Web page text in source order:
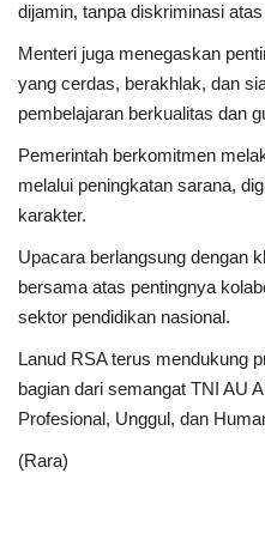
dijamin, tanpa diskriminasi
Menteri juga menegaskan
yang cerdas, berakhlak, dan
pembelajaran berkualitas dan
Pemerintah berkomitmen
melalui peningkatan sarana,
karakter.
Upacara berlangsung dengan
bersama atas pentingnya
sektor pendidikan nasional.
Lanud RSA terus mendukung
bagian dari semangat TNI AU
Profesional, Unggul, dan
(Rara)